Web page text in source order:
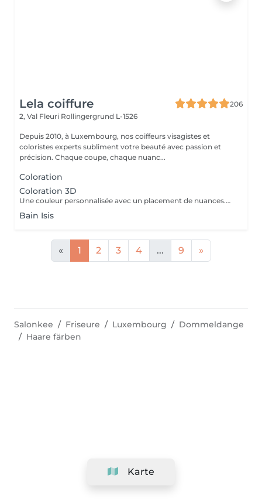
Lela coiffure
206
2, Val Fleuri Rollingergrund L-1526
Depuis 2010, à Luxembourg, nos coiffeurs visagistes et
coloristes experts subliment votre beauté avec passion et
précision. Chaque coupe, chaque nuanc...
Coloration
Coloration 3D
Une couleur personnalisée avec un placement de nuances.Des effets de lumière. Coloration sur toute la chevelure. Une dose supplémentaire peut être ajouté selon la longueur et lépaisseur du cheveux. Le prix peux changer selon la longueure, épaisseur et le désir de la cliente.
Bain Isis
« 1 2 3 4 ... 9 »
Karte
Salonkee Friseure Luxembourg
Dommeldange
Haare färben